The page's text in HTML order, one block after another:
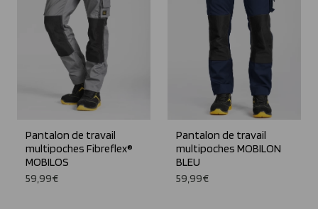
Pantalon de travail
multipoches Fibreflex®
MOBILOS
59,99€
Pantalon de travail
multipoches MOBILON
BLEU
59,99€